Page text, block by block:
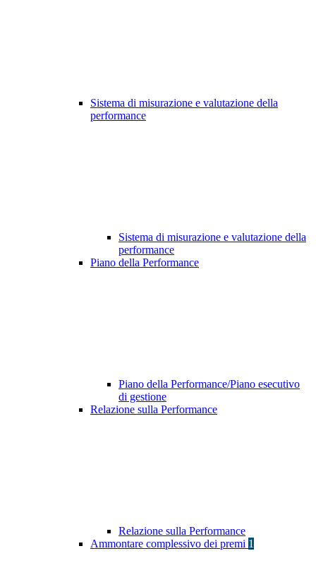
Sistema di misurazione e valutazione della
performance
Sistema di misurazione e valutazione della
performance
Piano della Performance
Piano della Performance/Piano esecutivo
di gestione
Relazione sulla Performance
Relazione sulla Performance
Ammontare complessivo dei premi 1